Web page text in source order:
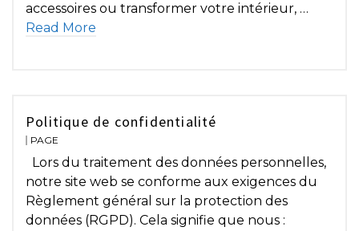
accessoires ou transformer votre intérieur, …
Read More
Politique de confidentialité
PAGE
Lors du traitement des données personnelles,
notre site web se conforme aux exigences du
Règlement général sur la protection des
données (RGPD). Cela signifie que nous :